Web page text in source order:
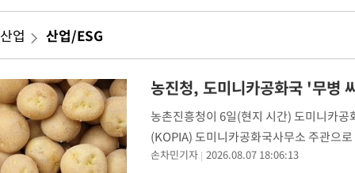
-14705초 전 >"낮 기온 소폭 하락"…수도권 폭염중대경보, 폭염경보로 하향
-14669초 전 >[속보]이 대통령, '호우피해' 안동·의성 관할 4개 면 특별재난
-12603초 전 >낮 최고 37도 찜통더위…곳곳 소나기·강원 많은 비[내일날씨]
-10909초 전 >SK하이닉스, 용인·청주 팹에 54조 투자…"AI 메모리 수요 선
응"
-7765초 전 >여자배구 이재영·이다영 자매, 아제르바이잔 투란VC 입단
-7018초 전 >외국인 심판 성 접대 7경기 들여다보니…한국 축구 '5승 2무'
-6752초 전 >[속보]코스닥, 2.86포인트(0.36%) 내린 798.81마감
산업 산업/ESG
농진청, 도미니카공화국 '무병
농촌진흥청이 6일(현지 시간) 도미니카
(KOPIA) 도미니카공화국사무소 주관으
번 조직배양실 구축으로 현지에서 병 없
손차민기자 2026.08.07 18:06:13